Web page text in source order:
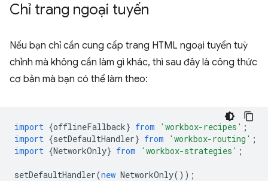
Chỉ trang ngoại tuyến
Nếu bạn chỉ cần cung cấp trang HTML ngoại tuyến tuỳ
chỉnh mà không cần làm gì khác, thì sau đây là công thức
cơ bản mà bạn có thể làm theo:
import {offlineFallback} from 'workbox-recipes' ;
import {setDefaultHandler} from 'workbox-routing' ;
import {NetworkOnly} from 'workbox-strategies' ;
setDefaultHandler(new NetworkOnly());